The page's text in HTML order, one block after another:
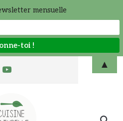
youtube
Search
mensuelle
▲